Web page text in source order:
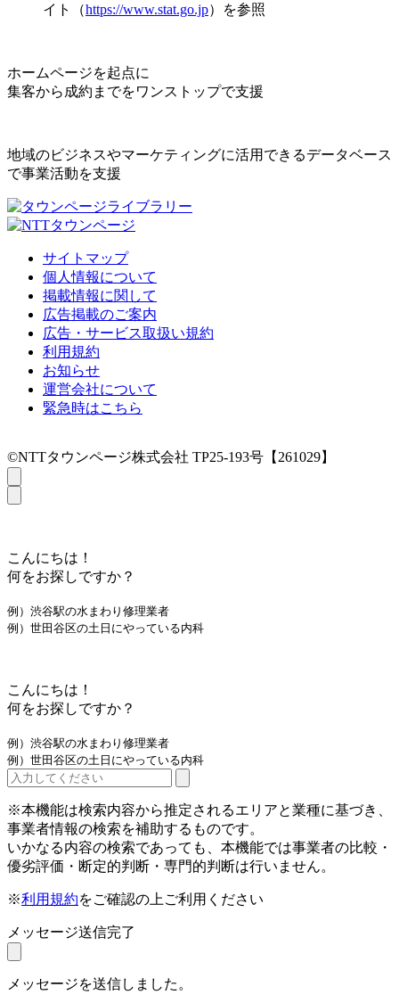
イト（https://www.stat.go.jp）を参照
ホームページを起点に
集客から成約までをワンストップで支援
地域のビジネスやマーケティングに活用できるデータベース
で事業活動を支援
サイトマップ
個人情報について
掲載情報に関して
広告掲載のご案内
広告・サービス取扱い規約
利用規約
お知らせ
運営会社について
緊急時はこちら
©NTTタウンページ株式会社 TP25-193号【261029】
こんにちは！
何をお探しですか？
例）渋谷駅の水まわり修理業者
例）世田谷区の土日にやっている内科
こんにちは！
何をお探しですか？
例）渋谷駅の水まわり修理業者
例）世田谷区の土日にやっている内科
※本機能は検索内容から推定されるエリアと業種に基づき、
事業者情報の検索を補助するものです。
いかなる内容の検索であっても、本機能では事業者の比較・
優劣評価・断定的判断・専門的判断は行いません。
※利用規約をご確認の上ご利用ください
メッセージ送信完了
メッセージを送信しました。